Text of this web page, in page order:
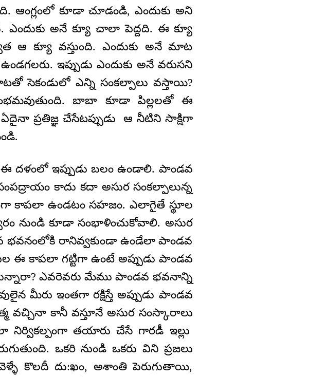
ఆంగ్లంలో కూడా చూడండి, ఎందుకు అని
ఎందుకు అనే క్యూ చాలా పెద్దది. ఈ క్యూ
ఆ క్యూ వస్తుంది. ఎందుకు అనే మాట
ఇప్పుడు ఎందుకు అనే వరుసని
సెకండులో ఎన్ని సంకల్పాలు వస్తాయి?
బాబా కూడా పిల్లలతో ఈ
ప్రతిజ్ఞ చేసేటప్పుడు ఆ నీటిని సాక్షిగా
దళంలో ఇప్పుడు బలం ఉండాలి. పాండవ
కాదు కదా అసుర సంకల్పాలున్న
కాపలా ఉండటం సహజం. ఎలాగైతే స్థూల
నుండి కూడా సంభాళించుకోవాలి. అసుర
భవనంలోకి రానివ్వకుండా ఉండేలా పాండవ
ఈ కాపలా గట్టిగా ఉంటే అప్పుడు పాండవ
ఎవరెవరు మేము పాండవ భవనాన్ని
మీరు ఇంతగా రక్షిస్తే అప్పుడు పాండవ
వచ్చినా కానీ వస్తూనే అసుర సంస్కారాలు
నిర్వికల్పంగా తయారు చేసే గారడీ ఇల్లు
ఒకరి నుండి ఒకరు విని ప్రజలు
వెళ్ళే కొలదీ దు:ఖం, అశాంతి పెరుగుతాయి,